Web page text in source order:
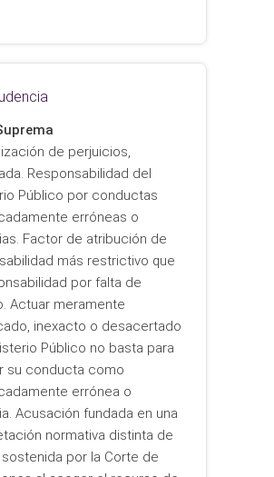
de perjuicios,
Responsabilidad del
Público por conductas
erróneas o
Factor de atribución de
más restrictivo que
por falta de
Actuar meramente
inexacto o desacertado
Público no basta para
su conducta como
errónea o
Acusación fundada en una
normativa distinta de
sostenida por la Corte de